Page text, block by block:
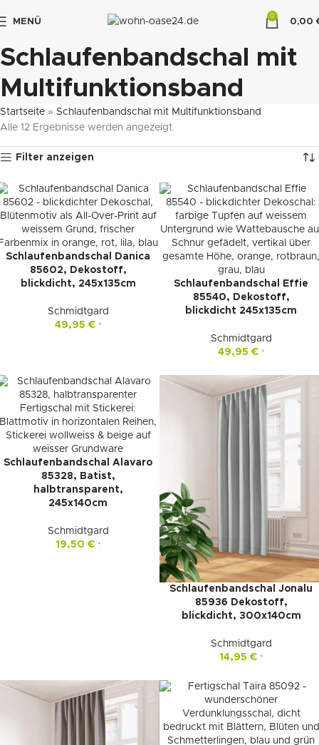
MENÜ
0
0,00
Schlaufenbandschal mit
Multifunktionsband
Startseite » Schlaufenbandschal mit Multifunktionsband
Alle 12 Ergebnisse werden angezeigt
Filter anzeigen
Schlaufenbandschal Danica
85602, Dekostoff,
blickdicht, 245x135cm
Schmidtgard
49,95 € *
Schlaufenbandschal Effie
85540, Dekostoff,
blickdicht 245x135cm
Schmidtgard
49,95 € *
Schlaufenbandschal Alavaro
85328, Batist,
halbtransparent,
245x140cm
Schmidtgard
19,50 € *
Schlaufenbandschal Jonalu
85936 Dekostoff,
blickdicht, 300x140cm
Schmidtgard
14,95 € *